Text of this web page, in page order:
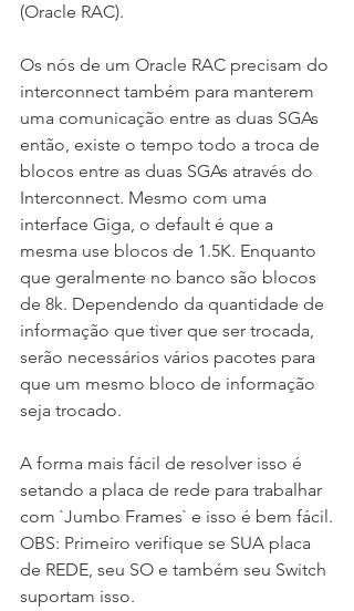
(Oracle RAC).
Os nós de um Oracle RAC precisam do
interconnect também para manterem
uma comunicação entre as duas SGAs
então, existe o tempo todo a troca de
blocos entre as duas SGAs através do
Interconnect. Mesmo com uma
interface Giga, o default é que a
mesma use blocos de 1.5K. Enquanto
que geralmente no banco são blocos
de 8k. Dependendo da quantidade de
informação que tiver que ser trocada,
serão necessários vários pacotes para
que um mesmo bloco de informação
seja trocado.
A forma mais fácil de resolver isso é
setando a placa de rede para trabalhar
com `Jumbo Frames` e isso é bem fácil.
OBS: Primeiro verifique se SUA placa
de REDE, seu SO e também seu Switch
suportam isso.